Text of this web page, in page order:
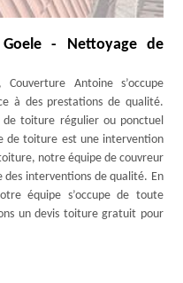
- Nettoyage de
Antoine s’occupe
à des prestations de qualité.
de toiture régulier ou ponctuel
de toiture est une intervention
notre équipe de couvreur
des interventions de qualité. En
équipe s’occupe de toute
un devis toiture gratuit pour